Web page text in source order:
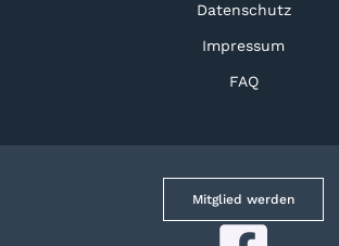
Datenschutz
Impressum
FAQ
Mitglied werden